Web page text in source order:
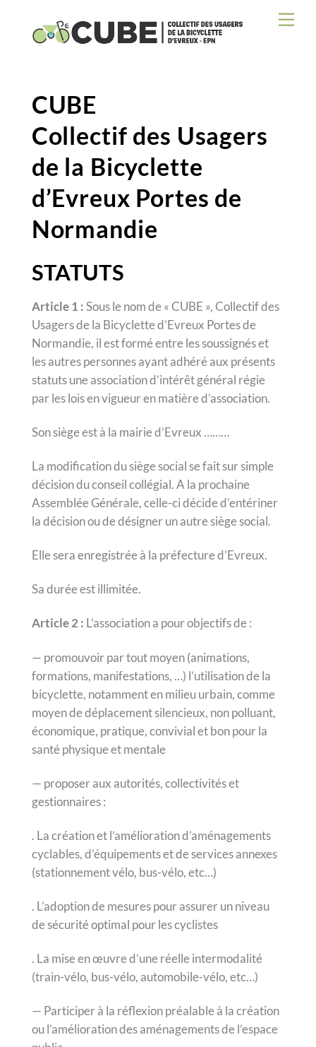
content
CUBE
Collectif des Usagers
de la Bicyclette
d’Evreux Portes de
Normandie
STATUTS
Article 1 :Sous le nom de « CUBE », Collectif des
Usagers de la Bicyclette d’Evreux Portes de
Normandie, il est formé entre les soussignés et
les autres personnes ayant adhéré aux présents
statuts une association d’intérêt général régie
par les lois en vigueur en matière d’association.
Son siège est à la mairie d’Evreux ………
La modification du siège social se fait sur simple
décision du conseil collégial. A la prochaine
Assemblée Générale, celle-ci décide d’entériner
la décision ou de désigner un autre siège social.
Elle sera enregistrée à la préfecture d’Evreux.
Sa durée est illimitée.
Article 2 : L’association a pour objectifs de :
— promouvoir par tout moyen (animations,
formations, manifestations, …) l’utilisation de la
bicyclette, notamment en milieu urbain, comme
moyen de déplacement silencieux, non polluant,
économique, pratique, convivial et bon pour la
santé physique et mentale
— proposer aux autorités, collectivités et
gestionnaires :
. La création et l’amélioration d’aménagements
cyclables, d’équipements et de services annexes
(stationnement vélo, bus-vélo, etc…)
. L’adoption de mesures pour assurer un niveau
de sécurité optimal pour les cyclistes
. La mise en œuvre d’une réelle intermodalité
(train-vélo, bus-vélo, automobile-vélo, etc…)
— Participer à la réflexion préalable à la création
ou l’amélioration des aménagements de l’espace